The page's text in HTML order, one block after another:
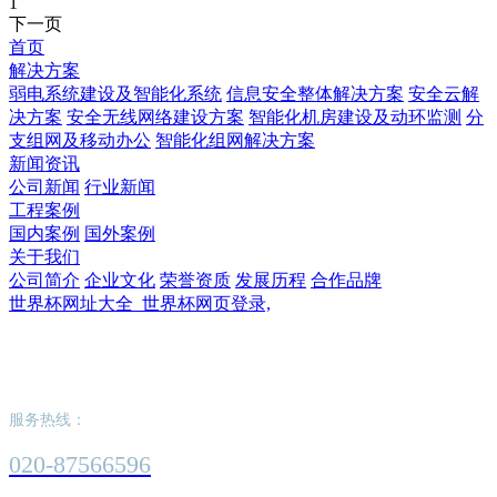
下一页
首页
解决方案
弱电系统建设及智能化系统 信息安全整体解决方案 安全云解
决方案 安全无线网络建设方案 智能化机房建设及动环监测 分
支组网及移动办公 智能化组网解决方案
新闻资讯
公司新闻 行业新闻
工程案例
国内案例 国外案例
关于我们
公司简介 企业文化 荣誉资质 发展历程 合作品牌
世界杯网址大全_世界杯网页登录,
服务热线：
020-87566596